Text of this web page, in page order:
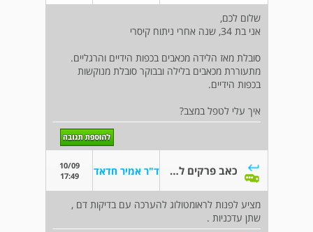
שלום לכם,
אני בת 34, שנה אחרי ניתוח קיסרי
סובלת מאז הלידה מכאבים בכפות הידיים והרגליים.
מתעוררת מכאבים בלילה ובבוקר סובלת מנוקשות
בכפות הידיים.
איך עלי לטפל במצב?
כאב פרקים לאחר לידה ד"ר אמיר חדאד
10/09
17:49
מציע לפנות לראומטולוג להערכה עם בדיקות דם ,
שתן עדכניות .